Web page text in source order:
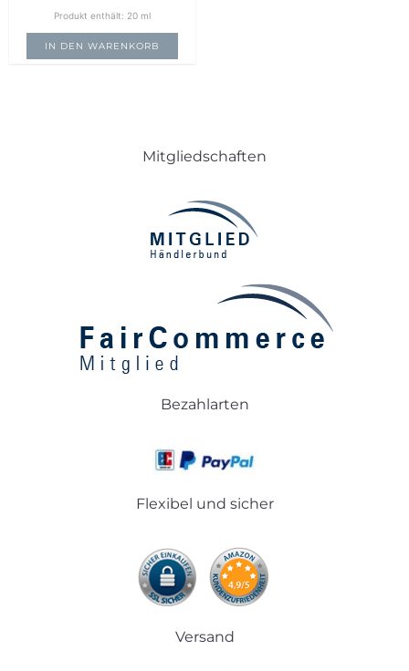
Produkt enthält: 20 ml
IN DEN WARENKORB
Mitgliedschaften
Bezahlarten
Flexibel und sicher
Versand